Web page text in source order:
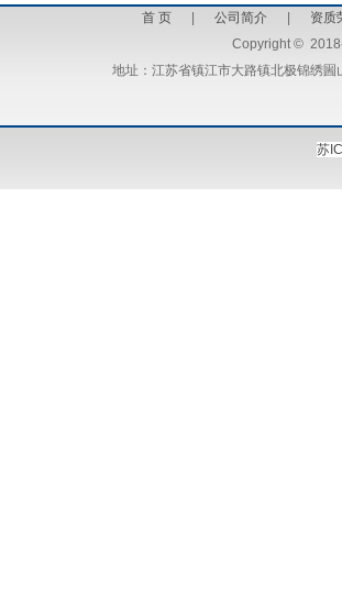
首 页| 公司简介| 资质
Copyright©
地址：江苏省镇江市大路镇北极锦绣
苏